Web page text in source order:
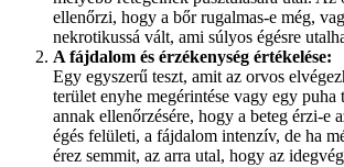
ellenőrzi, hogy a bőr rugalmas-e még,
nekrotikussá vált, ami súlyos égésre
A fájdalom és érzékenység értékelése:
Egy egyszerű teszt, amit az orvos
terület enyhe megérintése vagy egy puha
annak ellenőrzésére, hogy a beteg érzi-e
égés felületi, a fájdalom intenzív, de ha
érez semmit, az arra utal, hogy az